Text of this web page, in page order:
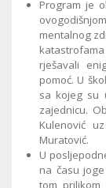
Program je
mentalnog
rješavali
pomoć. U
sa kojeg su
zajednicu.
Kulenović
Muratović.
U
na času
tom